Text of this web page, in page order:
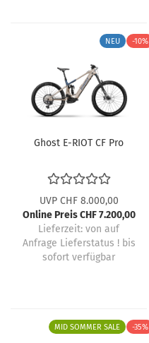
NEU -10%
Ghost E-RIOT CF Pro
UVP CHF 8.000,00
Online Preis CHF 7.200,00
Lieferzeit: von auf
Anfrage Lieferstatus ! bis
sofort verfügbar
MID SOMMER SALE -35%